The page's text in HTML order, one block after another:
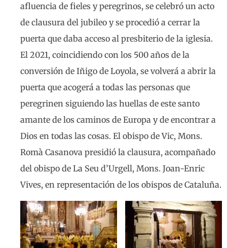
afluencia de fieles y peregrinos, se celebró un acto
de clausura del jubileo y se procedió a cerrar la
puerta que daba acceso al presbiterio de la iglesia.
El 2021, coincidiendo con los 500 años de la
conversión de Iñigo de Loyola, se volverá a abrir la
puerta que acogerá a todas las personas que
peregrinen siguiendo las huellas de este santo
amante de los caminos de Europa y de encontrar a
Dios en todas las cosas. El obispo de Vic, Mons.
Romà Casanova presidió la clausura, acompañado
del obispo de La Seu d’Urgell, Mons. Joan-Enric
Vives, en representación de los obispos de Cataluña.